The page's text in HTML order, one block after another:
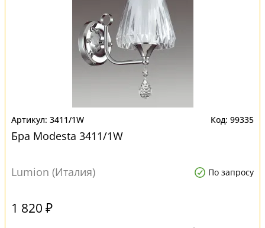
3411/1W 99335
Бра Modesta 3411/1W
Lumion (Италия) По запросу
1 820 ₽